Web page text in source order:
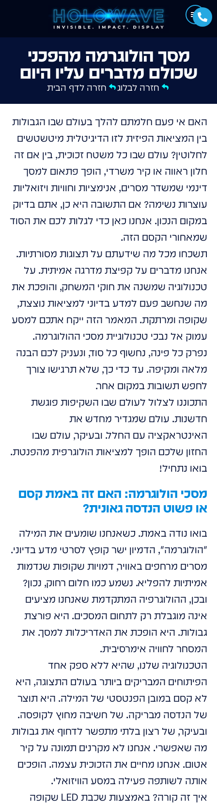
מסך הולוגרמה מהפכני
שכולם מדברים עליו היום
חזרה לבלוג חזרה לדף הבית
האם אי פעם חלמתם להלך בעולם שבו הגבולות
בין המציאות הפיזית לזו הדיגיטלית מיטשטשים
לחלוטין? עולם שבו כל משטח זכוכית, בין אם זה
חלון ראווה או קיר משרדי, הופך פתאום למסך
דינמי שמשדר מסרים, אנימציות וחוויות ויזואליות
עוצרות נשימה? אם התשובה היא כן, אתם בדיוק
במקום הנכון. אנחנו כאן כדי לגלות לכם את הסוד
שמאחורי הקסם הזה.
תשכחו מכל מה שידעתם על תצוגות מסורתיות.
אנחנו מדברים על קפיצת מדרגה אמיתית. על
טכנולוגיה שמשנה את חוקי המשחק, והופכת את
מה שנחשב פעם למדע בדיוני למציאות נוצצת,
שקופה ומרתקת. המאמר הזה ייקח אתכם למסע
עמוק אל נבכי טכנולוגיית מסכי ההולוגרמה.
נפרק כל פינה, נחשוף כל סוד, ונעניק לכם הבנה
מלאה ומקיפה. עד כדי כך, שלא תרגישו צורך
לחפש תשובות במקום אחר.
התכוננו לצלול לעולם שבו השקיפות פוגשת
חדשנות. עולם שמגדיר מחדש את
האינטראקציה עם החלל. ובעיקר, עולם שבו
החזון שלכם הופך למציאות הולוגרפית מהפנטת.
בואו נתחיל!
מסכי הולוגרמה: האם זה באמת קסם
או פשוט הנדסה גאונית?
בואו נודה באמת. כשאנחנו שומעים את המילה
"הולוגרמה", הדמיון ישר קופץ לסרטי מדע בדיוני.
מסרים מרחפים באוויר, דמויות שקופות שנדמות
אמיתיות להפליא. נשמע כמו חלום רחוק, נכון?
ובכן, ההולוגרפיה המתקדמת שאנחנו מציעים
אינה מוגבלת רק לתחום המסכים. היא פורצת
גבולות. היא הופכת את האדריכלות למסך. את
המסחר לחוויה אימרסיבית.
הטכנולוגיה שלנו, שהיא ללא ספק אחד
הפיתוחים המבריקים ביותר בעולם התצוגה, היא
לא קסם במובן הפנטסטי של המילה. היא תוצר
של הנדסה מבריקה. של חשיבה מחוץ לקופסה.
ובעיקר, של רצון בלתי מתפשר לדחוף את גבולות
מה שאפשרי. אנחנו לא מקרנים תמונה על קיר
אטום. אנחנו מחיים את הזכוכית עצמה. הופכים
אותה לשותפה פעילה במסע הוויזואלי.
איך זה קורה? באמצעות שכבת LED שקופה